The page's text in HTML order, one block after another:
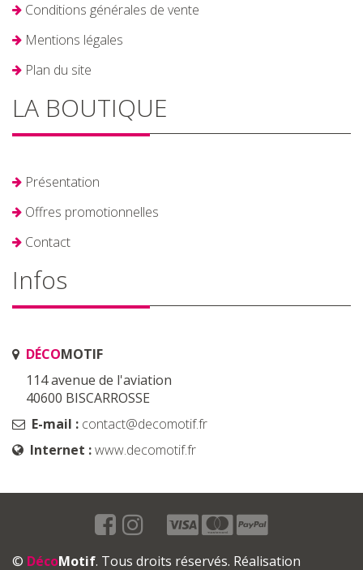
Conditions générales de vente
Mentions légales
Plan du site
LA BOUTIQUE
Présentation
Offres promotionnelles
Contact
Infos
DÉCOMOTIF
114 avenue de l'aviation
40600 BISCARROSSE
E-mail : contact@decomotif.fr
Internet :www.decomotif.fr
© DécoMotif. Tous droits réservés. Réalisation